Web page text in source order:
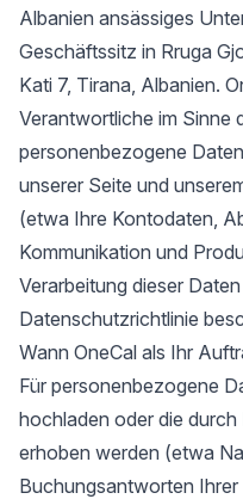
Albanien ansässiges
Geschäftssitz in Rruga
Kati 7, Tirana, Albanien.
Verantwortliche im Sinne
personenbezogene
unserer Seite und
(etwa Ihre Kontodaten,
Kommunikation und
Verarbeitung dieser
Datenschutzrichtlinie
Wann OneCal als Ihr
Für personenbezogene
hochladen oder die
erhoben werden (etwa
Buchungsantworten